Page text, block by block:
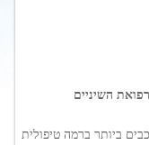
רפואת השיניים
ביותר ברמה טיפולית